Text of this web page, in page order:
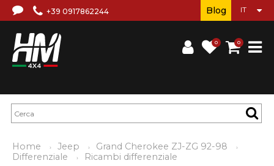
+39 0917862244
0 0
Blog
Home Jeep
Grand Cherokee ZJ-ZG 92-98
Differenziale
Ricambi differenziale